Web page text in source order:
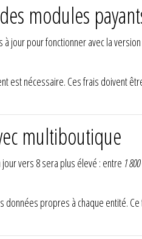
modules
jour pour fonctionner avec la
est nécessaire. Ces frais doivent
multiboutique
vers 8 sera plus élevé : entre 1
propres à chaque entité.